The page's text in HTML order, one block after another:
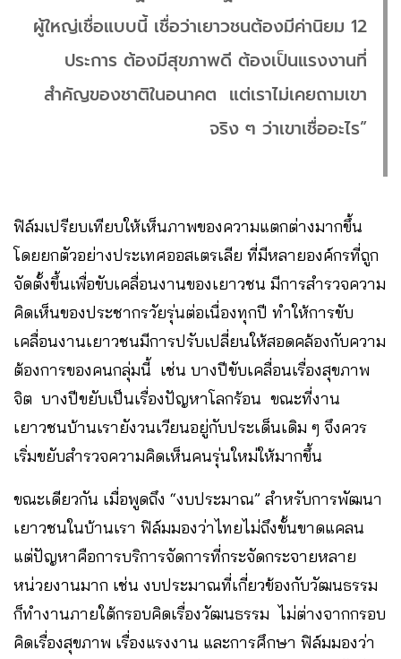
ผู้ใหญ่เชื่อแบบนี้ เชื่อว่าเยาวชนต้องมีค่านิยม 12
ประการ ต้องมีสุขภาพดี ต้องเป็นแรงงานที่
สำคัญของชาติในอนาคต แต่เราไม่เคยถามเขา
จริง ๆ ว่าเขาเชื่ออะไร”
ฟิล์มเปรียบเทียบให้เห็นภาพของความแตกต่างมากขึ้น
โดยยกตัวอย่างประเทศออสเตรเลีย ที่มีหลายองค์กรที่ถูก
จัดตั้งขึ้นเพื่อขับเคลื่อนงานของเยาวชน มีการสำรวจความ
คิดเห็นของประชากรวัยรุ่นต่อเนื่องทุกปี ทำให้การขับ
เคลื่อนงานเยาวชนมีการปรับเปลี่ยนให้สอดคล้องกับความ
ต้องการของคนกลุ่มนี้ เช่น บางปีขับเคลื่อนเรื่องสุขภาพ
จิต บางปีขยับเป็นเรื่องปัญหาโลกร้อน ขณะที่งาน
เยาวชนบ้านเรายังวนเวียนอยู่กับประเด็นเดิม ๆ จึงควร
เริ่มขยับสำรวจความคิดเห็นคนรุ่นใหม่ให้มากขึ้น
ขณะเดียวกัน เมื่อพูดถึง “งบประมาณ” สำหรับการพัฒนา
เยาวชนในบ้านเรา ฟิล์มมองว่าไทยไม่ถึงขั้นขาดแคลน
แต่ปัญหาคือการบริการจัดการที่กระจัดกระจายหลาย
หน่วยงานมาก เช่น งบประมาณที่เกี่ยวข้องกับวัฒนธรรม
ก็ทำงานภายใต้กรอบคิดเรื่องวัฒนธรรม ไม่ต่างจากกรอบ
คิดเรื่องสุขภาพ เรื่องแรงงาน และการศึกษา ฟิล์มมองว่า